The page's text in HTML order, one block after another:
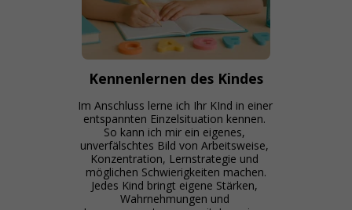
Kennenlernen des Kindes
Im Anschluss lerne ich Ihr KInd ​in einer
entspannten Einzelsituation kennen.
So kann ich mir ein eigenes,
unverfälschtes Bild von Arbeitsweise,
Konzentration, Lernstrategie und
möglichen Schwierigkeiten machen.
Jedes Kind bringt eigene Stärken,
Wahrnehmungen und